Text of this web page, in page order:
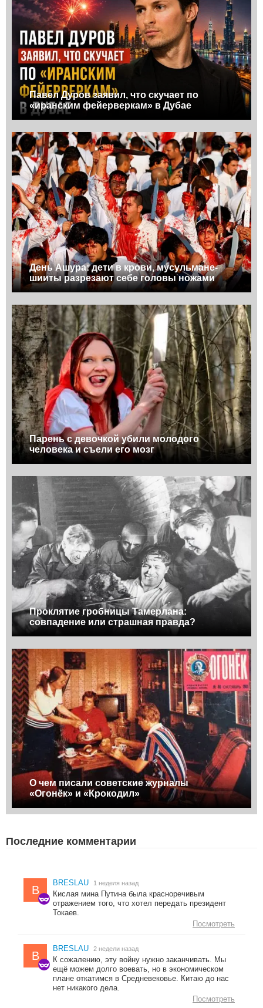
Павел Дуров заявил, что скучает по
«иранским фейерверкам» в Дубае
День Ашура: дети в крови, мусульмане-
шииты разрезают себе головы ножами
Парень с девочкой убили молодого
человека и съели его мозг
Проклятие гробницы Тамерлана:
совпадение или страшная правда?
О чем писали советские журналы
«Огонёк» и «Крокодил»
Последние комментарии
B
BRESLAU 1 неделя назад
Кислая мина Путина была красноречивым
отражением того, что хотел передать президент
Токаев.
Посмотреть
B
BRESLAU 2 недели назад
К сожалению, эту войну нужно заканчивать. Мы
ещё можем долго воевать, но в экономическом
плане откатимся в Средневековье. Китаю до нас
нет никакого дела.
Посмотреть